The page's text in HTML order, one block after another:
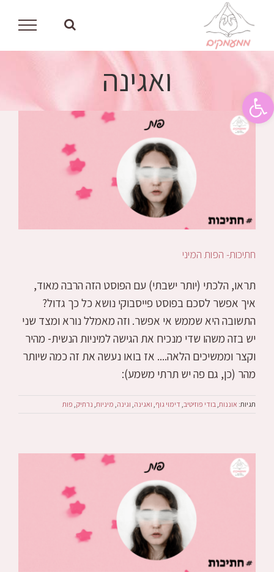
פתח סרגל נגישות
לתוכן
ואגינה
חתיכות- הפות המיני
תראו, הלכתי (יותר ישבתי) עם הפוסט הזה הרבה מאוד,
איך אפשר לסכם בפוסט פייסבוקי נושא כל כך גדול?
התשובה היא שממש אי אפשר. וזה מאמלל נורא ומצד שני
יש בזה משהו שדי מנכיח את הגישה למיניות הנשית- מהיר
וקצר וממשיכים הלאה.... אז בואו נעשה את זה כמה שיותר
מהר (כן, גם פה יש תרתי משמע):
תגיות: אוננות,בודי פוזיטיב, דימוי גוף, ואגינה, וגינה, מיניות, נרתיק, פות